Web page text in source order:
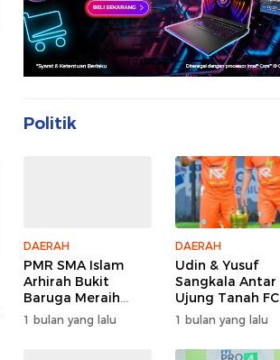
Politik
DAERAH
PMR SMA Islam
Arhirah Bukit
Baruga Meraih
Enam Juara Youth
Peer Camp 2026
1 bulan yang lalu
DAERAH
Udin & Yusuf
Sangkala Antar
Ujung Tanah FC
Juara PSDA Cup
1 bulan yang lalu